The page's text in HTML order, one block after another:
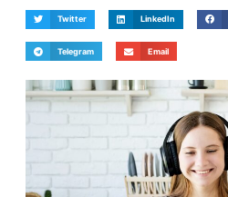
Twitter LinkedIn
Telegram Email